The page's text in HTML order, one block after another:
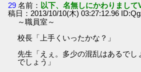
29 名前： 以下、名無しにかわりまし
稿日：2013/10/10(木) 03:27:12.96
～職員室～
校長「上手くいったかな？」
先生「えぇ。多少の混乱はあるで
でしょう」